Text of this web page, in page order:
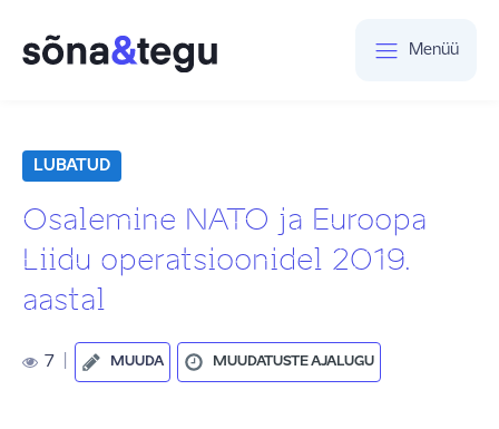
Menüü
LUBATUD
Osalemine NATO ja Euroopa
Liidu operatsioonidel 2019.
aastal
7 MUUDA MUUDATUSTE AJALUGU